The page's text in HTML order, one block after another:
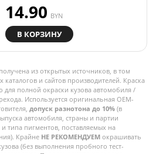
14.90 BYN
В КОРЗИНУ
из открытых источников, в том
и сайтов производителей. Краска
для полной окраски кузова автомобиля /
Используется оригинальная OEM-
допуск разнотона до 10% (в
автомобиля, страны и партии
типа пигментов, поставляемых на
Крайне НЕ РЕКОМЕНДУЕМ окрашивать
(без выполнения пробного тест-